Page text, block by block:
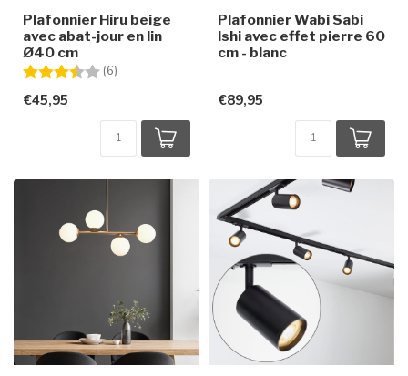
Plafonnier Hiru beige
avec abat-jour en lin
Ø40 cm
Note:
(6)
€45,95
Plafonnier Wabi Sabi
Ishi avec effet pierre 60
cm - blanc
€89,95